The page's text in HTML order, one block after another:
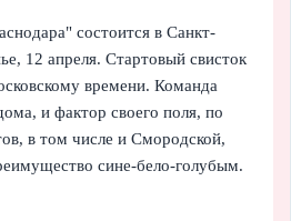
состоится в Санкт-
12 апреля. Стартовый свисток
времени. Команда
и фактор своего поля, по
в том числе и Смородской,
сине-бело-голубым.